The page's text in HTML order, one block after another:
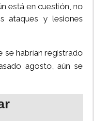
está en cuestión, no
ataques y lesiones
se habrían registrado
agosto, aún se